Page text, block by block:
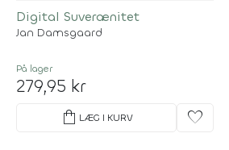
Digital Suverænitet
Jan Damsgaard
På lager
279,95 kr
shopping_bag LÆG I KURV favorite